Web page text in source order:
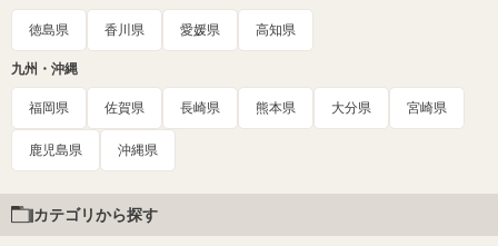
徳島県 香川県 愛媛県 高知県
九州・沖縄
福岡県 佐賀県 長崎県 熊本県 大分県 宮崎県
鹿児島県 沖縄県
カテゴリから探す